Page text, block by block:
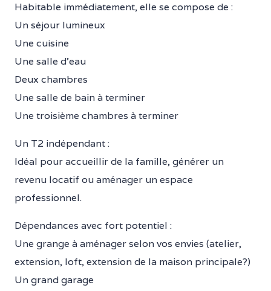
Habitable immédiatement, elle se compose de :
Un séjour lumineux
Une cuisine
Une salle d’eau
Deux chambres
Une salle de bain à terminer
Une troisième chambres à terminer
Un T2 indépendant :
Idéal pour accueillir de la famille, générer un
revenu locatif ou aménager un espace
professionnel.
Dépendances avec fort potentiel :
Une grange à aménager selon vos envies (atelier,
extension, loft, extension de la maison principale?)
Un grand garage